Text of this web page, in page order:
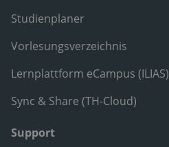
Studienplaner
Vorlesungsverzeichnis
Lernplattform eCampus (ILIAS)
Sync & Share (TH-Cloud)
Support